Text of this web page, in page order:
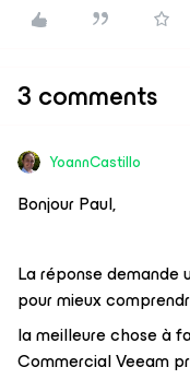
3 comments
YoannCastillo
Bonjour Paul,
La réponse demande
pour mieux
la meilleure chose à
Commercial Veeam